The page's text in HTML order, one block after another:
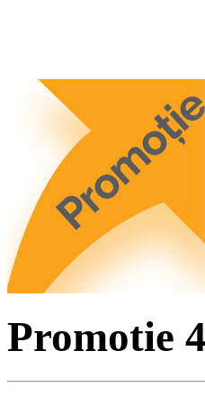
Promotie